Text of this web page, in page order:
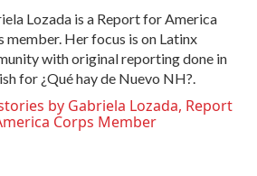
Lozada is a Report for America
member. Her focus is on Latinx
with original reporting done in
for ¿Qué hay de Nuevo NH?.
by Gabriela Lozada, Report
Corps Member